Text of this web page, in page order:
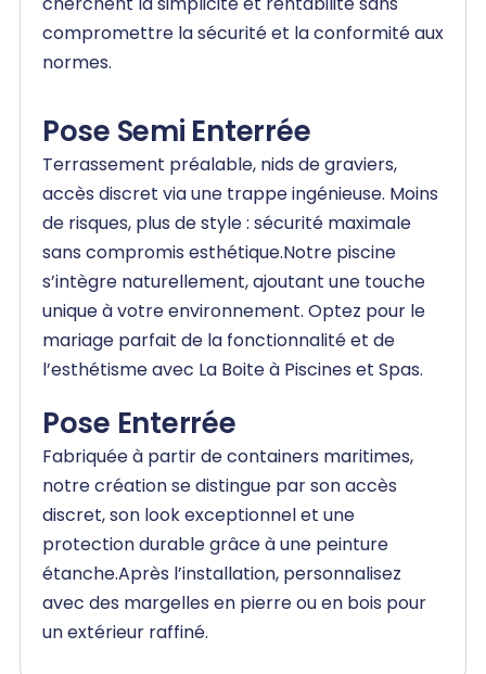
compromettre la sécurité et la conformité aux
normes.
Pose Semi Enterrée
Terrassement préalable, nids de graviers,
accès discret via une trappe ingénieuse. Moins
de risques, plus de style : sécurité maximale
sans compromis esthétique.Notre piscine
s’intègre naturellement, ajoutant une touche
unique à votre environnement. Optez pour le
mariage parfait de la fonctionnalité et de
l’esthétisme avec La Boite à Piscines et Spas.
Pose Enterrée
Fabriquée à partir de containers maritimes,
notre création se distingue par son accès
discret, son look exceptionnel et une
protection durable grâce à une peinture
étanche.Après l’installation, personnalisez
avec des margelles en pierre ou en bois pour
un extérieur raffiné.